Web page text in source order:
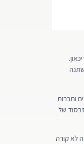
וחברות
של
לא קורה